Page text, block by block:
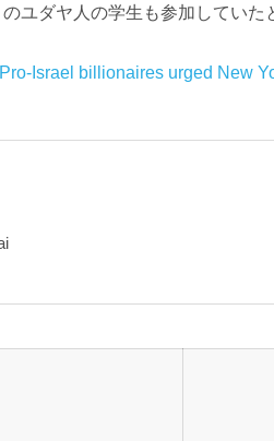
ユダヤ人の学生も参加していた
Pro-Israel billionaires urged New